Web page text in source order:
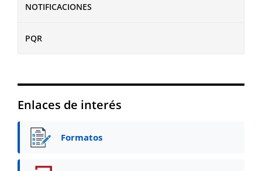
NOTIFICACIONES
PQR
Enlaces de interés
Formatos